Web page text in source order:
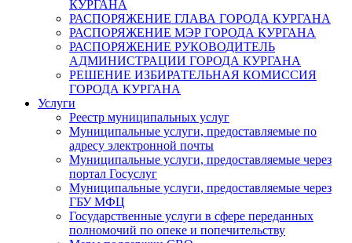
КУРГАНА
РАСПОРЯЖЕНИЕ ГЛАВА ГОРОДА КУРГАНА
РАСПОРЯЖЕНИЕ МЭР ГОРОДА КУРГАНА
РАСПОРЯЖЕНИЕ РУКОВОДИТЕЛЬ
АДМИНИСТРАЦИИ ГОРОДА КУРГАНА
РЕШЕНИЕ ИЗБИРАТЕЛЬНАЯ КОМИССИЯ
ГОРОДА КУРГАНА
Услуги
Реестр муниципальных услуг
Муниципальные услуги, предоставляемые по
адресу электронной почты
Муниципальные услуги, предоставляемые через
портал Госуслуг
Муниципальные услуги, предоставляемые через
ГБУ МФЦ
Государственные услуги в сфере переданных
полномочий по опеке и попечительству